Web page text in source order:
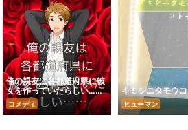
俺の親友は各都道府県に彼
女を作っていたらしい……
コメディ
キミシニタモウ
ヒューマン